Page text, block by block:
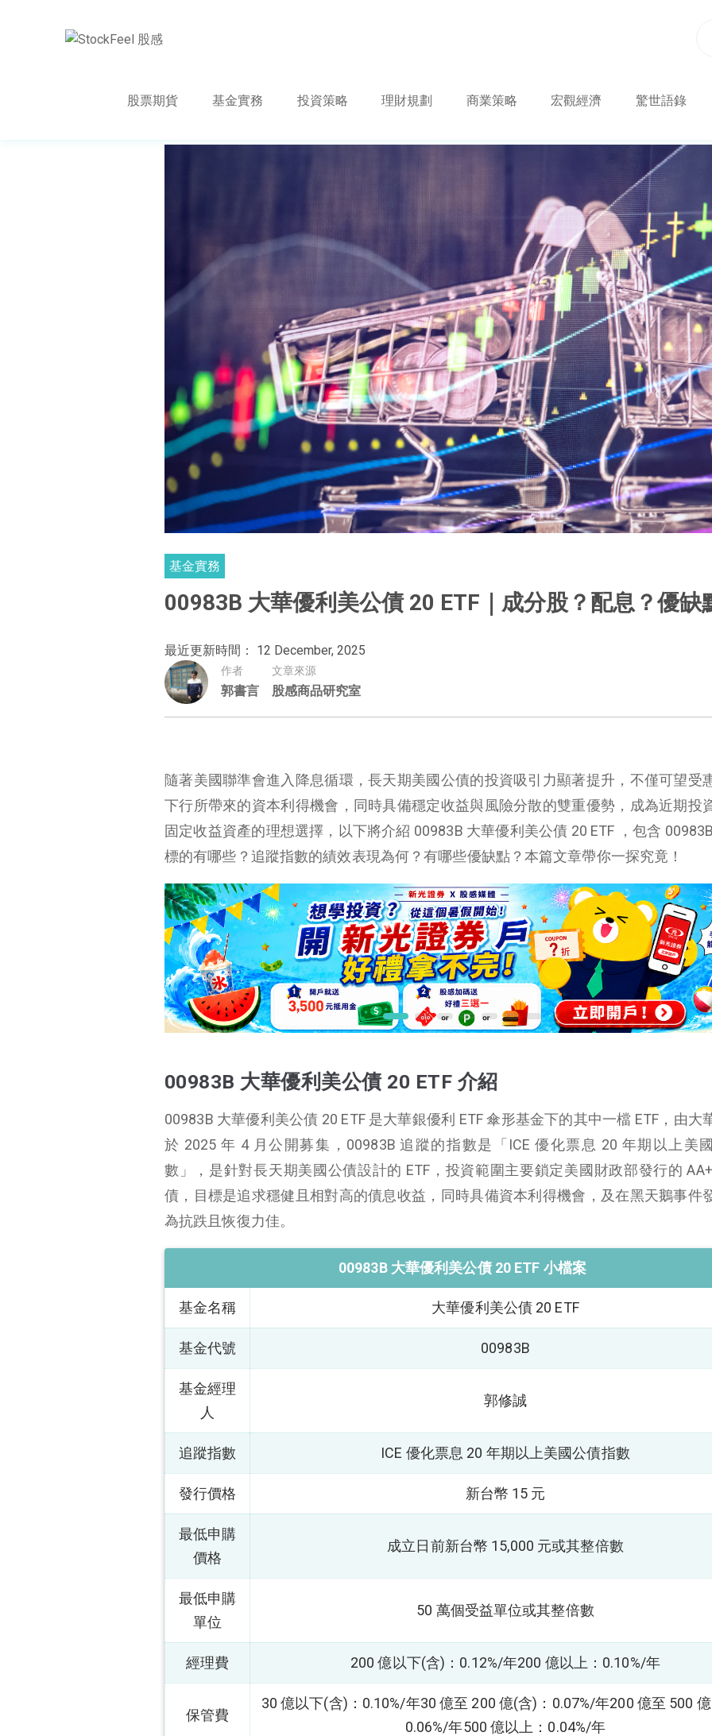
股票期貨 基金實務 投資策略 理財規劃 商業策略 宏觀經濟 驚世語錄
基金實務
00983B 大華優利美公債 20 ETF｜成分股？配息？優缺
最近更新時間： 12 December, 2025
作者
郭書言
文章來源
股感商品研究室
隨著美國聯準會進入降息循環，長天期美國公債的投資吸引力顯著提升，不僅可望受
下行所帶來的資本利得機會，同時具備穩定收益與風險分散的雙重優勢，成為近期投
固定收益資產的理想選擇，以下將介紹 00983B 大華優利美公債 20 ETF ，包含
標的有哪些？追蹤指數的績效表現為何？有哪些優缺點？本篇文章帶你一探究竟！
00983B 大華優利美公債 20 ETF 介紹
00983B 大華優利美公債 20 ETF 是大華銀優利 ETF 傘形基金下的其中一檔 ETF，由大
於 2025 年 4 月公開募集，00983B 追蹤的指數是「ICE 優化票息 20 年期以上美
數」，是針對長天期美國公債設計的 ETF，投資範圍主要鎖定美國財政部發行的
債，目標是追求穩健且相對高的債息收益，同時具備資本利得機會，及在黑天鵝事件
為抗跌且恢復力佳。
00983B 大華優利美公債 20 ETF 小檔案
基金名稱 大華優利美公債 20 ETF
基金代號 00983B
基金經理
人
郭修誠
追蹤指數 ICE 優化票息 20 年期以上美國公債指數
發行價格 新台幣 15 元
最低申購
價格
成立日前新台幣 15,000 元或其整倍數
最低申購
單位
50 萬個受益單位或其整倍數
經理費 200 億以下(含)：0.12%/年200 億以上：0.10%/年
保管費
30 億以下(含)：0.10%/年30 億至 200 億(含)：0.07%/年200 億至 500
0.06%/年500 億以上：0.04%/年